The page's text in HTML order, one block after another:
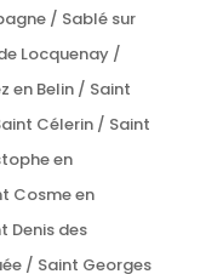
/ Sablé sur
Locquenay /
en Belin / Saint
Célerin / Saint
en
Cosme en
Denis des
/ Saint Georges